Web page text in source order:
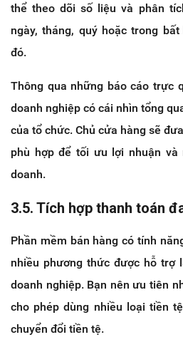
thể theo dõi số liệu và phân
ngày, tháng, quý hoặc trong
đó.
Thông qua những báo cáo trực
doanh nghiệp có cái nhìn tổng
của tổ chức. Chủ cửa hàng sẽ
phù hợp để tối ưu lợi nhuận và
doanh.
3.5. Tích hợp thanh toán
Phần mềm bán hàng có tính
nhiều phương thức được hỗ trợ
doanh nghiệp. Bạn nên ưu tiên
cho phép dùng nhiều loại tiền
chuyển đổi tiền tệ.